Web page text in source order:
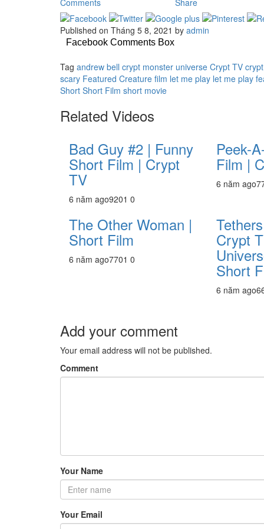
Published on Tháng 5 8, 2021 by admin
Facebook Comments Box
Tag andrew bell crypt monster universe Crypt TV
scary Featured Creature film let me play let me play
Short Short Film short movie
Related Videos
Bad Guy #2 | Funny
Short Film | Crypt
TV
6 năm ago9201 0
Peek-
Film |
6 năm ago
The Other Woman |
Short Film
6 năm ago7701 0
Crypt
Short
6 năm ago
Add your comment
Your email address will not be published.
Comment
Your Name
Your Email